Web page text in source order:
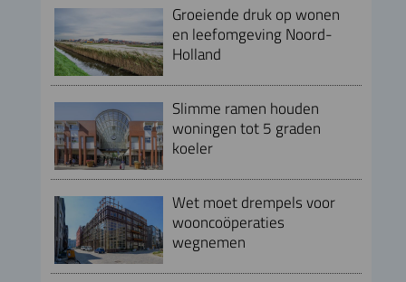
Groeiende druk op wonen
en leefomgeving Noord-
Holland
Slimme ramen houden
woningen tot 5 graden
koeler
Wet moet drempels voor
wooncoöperaties
wegnemen